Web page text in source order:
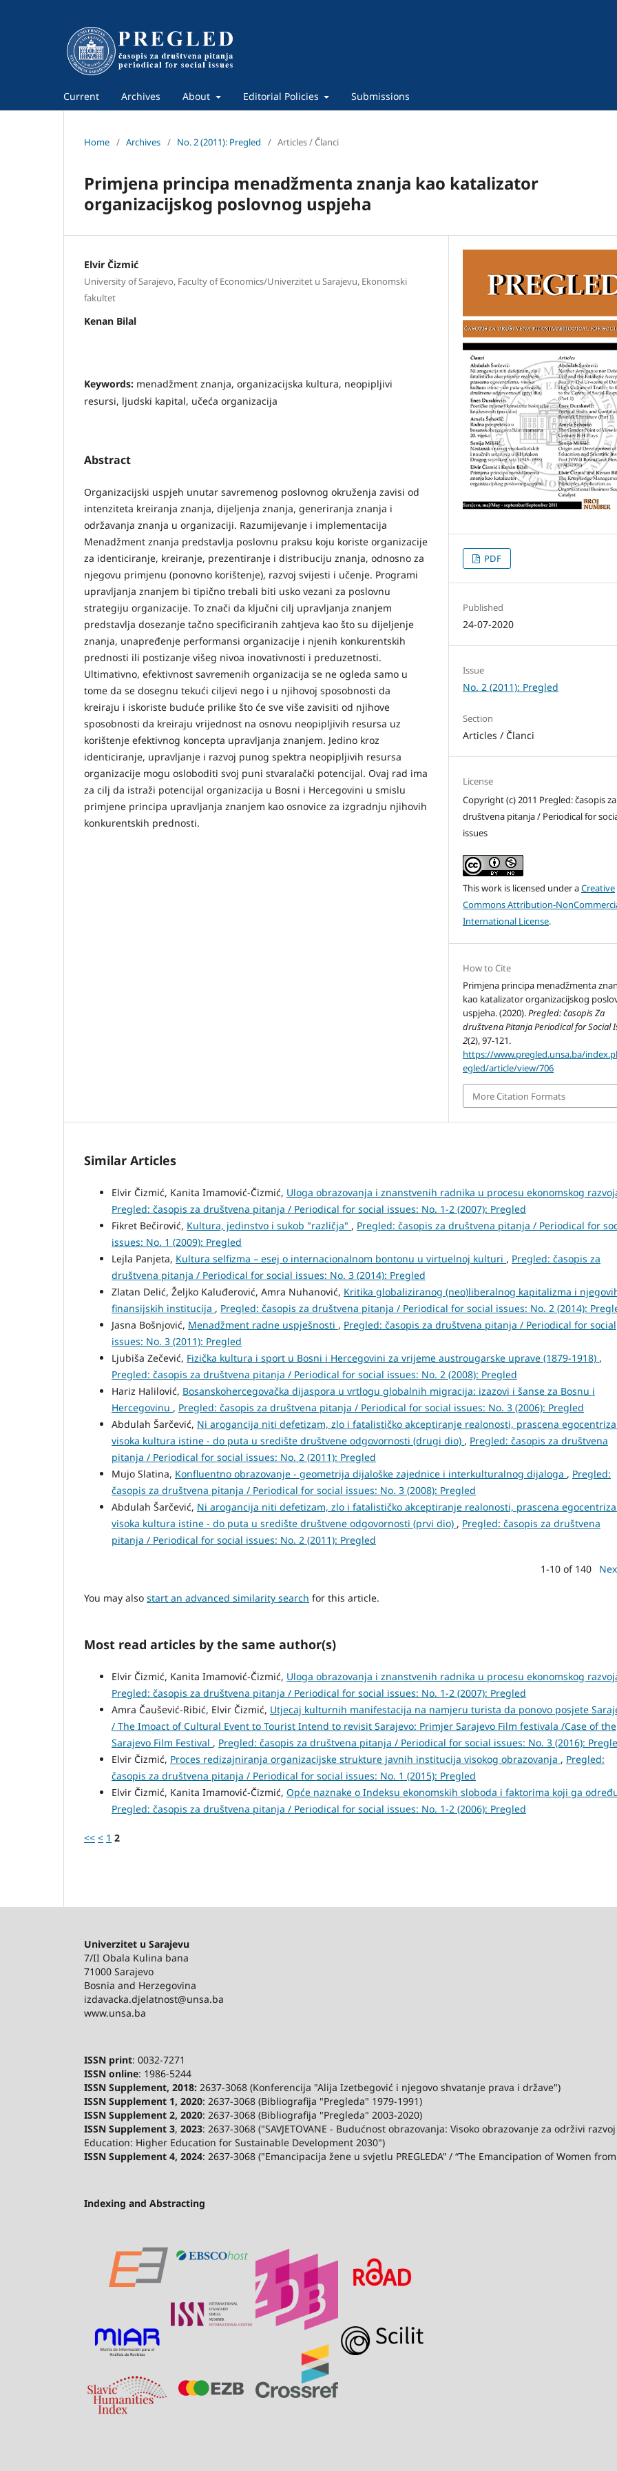
Current Archives About Editorial Policies Submissions
Home / Archives / No. 2 (2011): Pregled / Articles / Članci
Primjena principa menadžmenta znanja kao katalizator
organizacijskog poslovnog uspjeha
Elvir Čizmić
University of Sarajevo, Faculty of Economics/Univerzitet u Sarajevu, Ekonomski
fakultet
Kenan Bilal
Keywords: menadžment znanja, organizacijska kultura, neopipljivi
resursi, ljudski kapital, učeća organizacija
Abstract
Organizacijski uspjeh unutar savremenog poslovnog okruženja zavisi od
intenziteta kreiranja znanja, dijeljenja znanja, generiranja znanja i
održavanja znanja u organizaciji. Razumijevanje i implementacija
Menadžment znanja predstavlja poslovnu praksu koju koriste organizacije
za identiciranje, kreiranje, prezentiranje i distribuciju znanja, odnosno za
njegovu primjenu (ponovno korištenje), razvoj svijesti i učenje. Programi
upravljanja znanjem bi tipično trebali biti usko vezani za poslovnu
strategiju organizacije. To znači da ključni cilj upravljanja znanjem
predstavlja dosezanje tačno specificiranih zahtjeva kao što su dijeljenje
znanja, unapređenje performansi organizacije i njenih konkurentskih
prednosti ili postizanje višeg nivoa inovativnosti i preduzetnosti.
Ultimativno, efektivnost savremenih organizacija se ne ogleda samo u
tome da se dosegnu tekući ciljevi nego i u njihovoj sposobnosti da
kreiraju i iskoriste buduće prilike što će sve više zavisiti od njihove
sposobnosti da kreiraju vrijednost na osnovu neopipljivih resursa uz
korištenje efektivnog koncepta upravljanja znanjem. Jedino kroz
identiciranje, upravljanje i razvoj punog spektra neopipljivih resursa
organizacije mogu osloboditi svoj puni stvaralački potencijal. Ovaj rad ima
za cilj da istraži potencijal organizacija u Bosni i Hercegovini u smislu
primjene principa upravljanja znanjem kao osnovice za izgradnju njihovih
konkurentskih prednosti.
PDF
Published
24-07-2020
Issue
No. 2 (2011): Pregled
Section
Articles / Članci
License
Copyright (c) 2011 Pregled: časopis za
društvena pitanja / Periodical for
issues
This work is licensed under aCreative
Commons Attribution-
International License.
How to Cite
Primjena principa menadžmenta
kao katalizator organizacijskog
uspjeha. (2020).Pregled: časopis Za
društvena Pitanja Periodical for Social
2(2), 97-121.
https://www.pregled.unsa.ba/
egled/article/view/706
More Citation Formats
Similar Articles
Elvir Čizmić, Kanita Imamović-Čizmić, Uloga obrazovanja i znanstvenih radnika u procesu ekonomskog
Pregled: časopis za društvena pitanja / Periodical for social issues: No. 1-2 (2007): Pregled
Fikret Bečirović, Kultura, jedinstvo i sukob "različja" , Pregled: časopis za društvena pitanja / Periodical for
issues: No. 1 (2009): Pregled
Lejla Panjeta, Kultura selfizma – esej o internacionalnom bontonu u virtuelnoj kulturi , Pregled: časopis za
društvena pitanja / Periodical for social issues: No. 3 (2014): Pregled
Zlatan Delić, Željko Kaluđerović, Amra Nuhanović, Kritika globaliziranog (neo)liberalnog kapitalizma i
finansijskih institucija , Pregled: časopis za društvena pitanja / Periodical for social issues: No. 2 (2014):
Jasna Bošnjović, Menadžment radne uspješnosti , Pregled: časopis za društvena pitanja / Periodical for social
issues: No. 3 (2011): Pregled
Ljubiša Zečević, Fizička kultura i sport u Bosni i Hercegovini za vrijeme austrougarske uprave (1879-1918) ,
Pregled: časopis za društvena pitanja / Periodical for social issues: No. 2 (2008): Pregled
Hariz Halilović, Bosanskohercegovačka dijaspora u vrtlogu globalnih migracija: izazovi i šanse za Bosnu i
Hercegovinu , Pregled: časopis za društvena pitanja / Periodical for social issues: No. 3 (2006): Pregled
Abdulah Šarčević, Ni arogancija niti defetizam, zlo i fatalističko akceptiranje realonosti, prascena
visoka kultura istine - do puta u središte društvene odgovornosti (drugi dio) , Pregled: časopis za društvena
pitanja / Periodical for social issues: No. 2 (2011): Pregled
Mujo Slatina, Konfluentno obrazovanje - geometrija dijaloške zajednice i interkulturalnog dijaloga , Pregled:
časopis za društvena pitanja / Periodical for social issues: No. 3 (2008): Pregled
Abdulah Šarčević, Ni arogancija niti defetizam, zlo i fatalističko akceptiranje realonosti, prascena
visoka kultura istine - do puta u središte društvene odgovornosti (prvi dio) , Pregled: časopis za društvena
pitanja / Periodical for social issues: No. 2 (2011): Pregled
1-10 of 140
You may also start an advanced similarity search for this article.
Most read articles by the same author(s)
Elvir Čizmić, Kanita Imamović-Čizmić, Uloga obrazovanja i znanstvenih radnika u procesu ekonomskog
Pregled: časopis za društvena pitanja / Periodical for social issues: No. 1-2 (2007): Pregled
Amra Čaušević-Ribić, Elvir Čizmić, Utjecaj kulturnih manifestacija na namjeru turista da ponovo posjete
/ The Imoact of Cultural Event to Tourist Intend to revisit Sarajevo: Primjer Sarajevo Film festivala /Case of the
Sarajevo Film Festival , Pregled: časopis za društvena pitanja / Periodical for social issues: No. 3 (2016):
Elvir Čizmić, Proces redizajniranja organizacijske strukture javnih institucija visokog obrazovanja , Pregled:
časopis za društvena pitanja / Periodical for social issues: No. 1 (2015): Pregled
Elvir Čizmić, Kanita Imamović-Čizmić, Opće naznake o Indeksu ekonomskih sloboda i faktorima koji ga
Pregled: časopis za društvena pitanja / Periodical for social issues: No. 1-2 (2006): Pregled
<< < 1 2
Univerzitet u Sarajevu
7/II Obala Kulina bana
71000 Sarajevo
Bosnia and Herzegovina
izdavacka.djelatnost@unsa.ba
www.unsa.ba
ISSN print: 0032-7271
ISSN online: 1986-5244
ISSN Supplement, 2018: 2637-3068 (Konferencija "Alija Izetbegović i njegovo shvatanje prava i države")
ISSN Supplement 1, 2020: 2637-3068 (Bibliografija "Pregleda" 1979-1991)
ISSN Supplement 2, 2020: 2637-3068 (Bibliografija "Pregleda" 2003-2020)
ISSN Supplement 3, 2023: 2637-3068 ("SAVJETOVANE - Budućnost obrazovanja: Visoko obrazovanje za održivi
Education: Higher Education for Sustainable Development 2030")
ISSN Supplement 4, 2024: 2637-3068 ("Emancipacija žene u svjetlu PREGLEDA” / “The Emancipation of Women
Indexing and Abstracting